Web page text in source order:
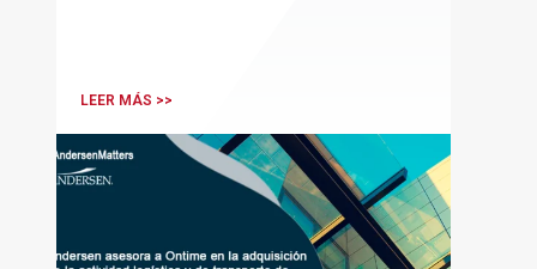
LEER MÁS >>